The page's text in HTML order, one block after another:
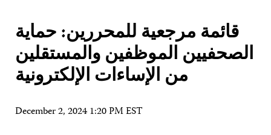
قائمة مرجعية للمحررين: حماية
الصحفيين الموظفين والمستقلين
من الإساءات الإلكترونية
December 2, 2024 1:20 PM EST